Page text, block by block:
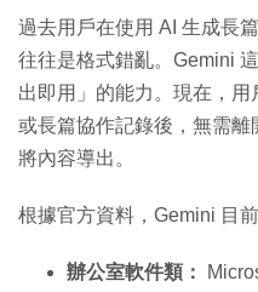
過去用戶在使用 AI 生成長
往往是格式錯亂。Gemini
出即用」的能力。現在，
或長篇協作記錄後，無需
將內容導出。
根據官方資料，Gemini 目
辦公室軟件類：